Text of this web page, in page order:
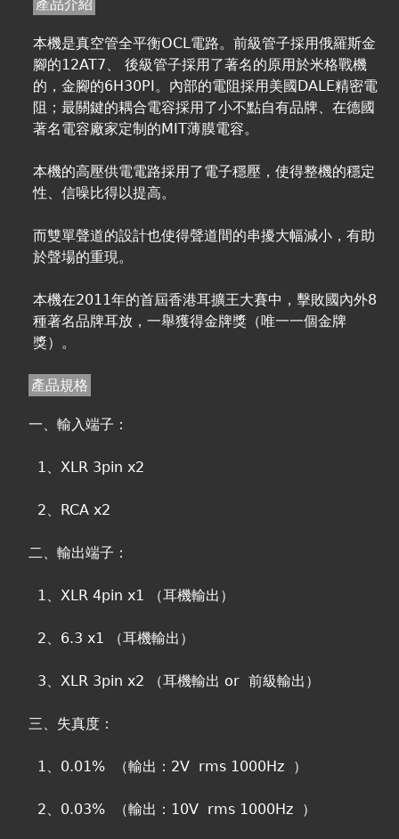
產品介紹
本機是真空管全平衡OCL電路。前級管子採用俄羅斯金
腳的12AT7、 後級管子採用了著名的原用於米格戰機
的，金腳的6H30PI。內部的電阻採用美國DALE精密電
阻；最關鍵的耦合電容採用了小不點自有品牌、在德國
著名電容廠家定制的MIT薄膜電容。
本機的高壓供電電路採用了電子穩壓，使得整機的穩定
性、信噪比得以提高。
而雙單聲道的設計也使得聲道間的串擾大幅減小，有助
於聲場的重現。
本機在2011年的首屆香港耳擴王大賽中，擊敗國內外8
種著名品牌耳放，一舉獲得金牌獎（唯一一個金牌
獎）。
產品規格
一、輸入端子：
1、XLR 3pin x2
2、RCA x2
二、輸出端子：
1、XLR 4pin x1 （耳機輸出）
2、6.3 x1 （耳機輸出）
3、XLR 3pin x2 （耳機輸出 or 前級輸出）
三、失真度：
1、0.01% （輸出：2V rms 1000Hz ）
2、0.03% （輸出：10V rms 1000Hz ）